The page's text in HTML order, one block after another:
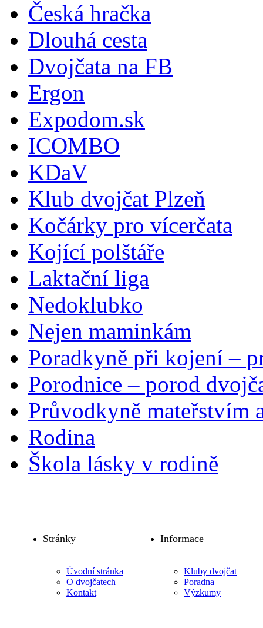
Česká hračka
Dlouhá cesta
Dvojčata na FB
Ergon
Expodom.sk
ICOMBO
KDaV
Klub dvojčat Plzeň
Kočárky pro vícerčata
Kojící polštáře
Laktační liga
Nedoklubko
Nejen maminkám
Poradkyně při kojení –
Porodnice – porod
Průvodkyně mateřstvím
Rodina
Škola lásky v rodině
Stránky
Úvodní stránka
O dvojčatech
Kontakt
Informace
Kluby dvojčat
Poradna
Výzkumy